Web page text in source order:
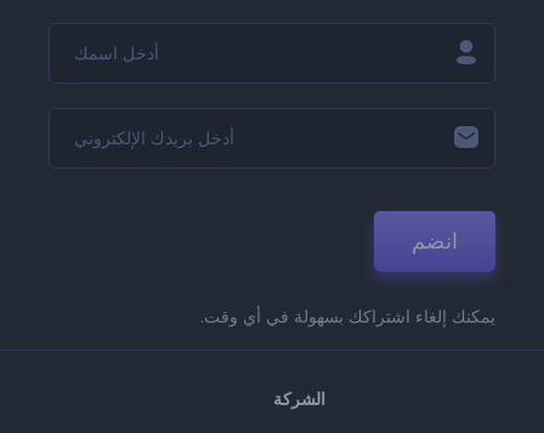
انضم
يمكنك إلغاء اشتراكك بسهولة في أي وقت.
الشركة